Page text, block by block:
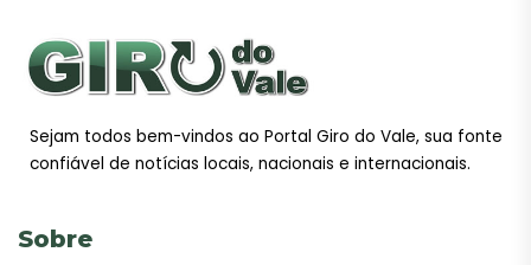
Sejam todos bem-vindos ao Portal Giro do Vale, sua fonte
confiável de notícias locais, nacionais e internacionais.
Sobre